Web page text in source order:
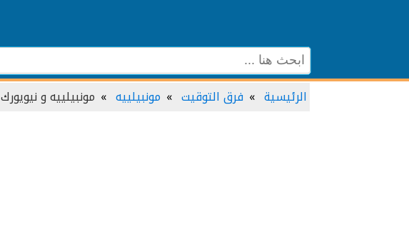
الرئيسية فرق التوقيت مونبيلييه مونبيلييه و نيويورك